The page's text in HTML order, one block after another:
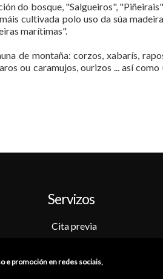
do bosque, "Salgueiros",
cultivada polo uso da súa
marítimas".
de montaña: corzos, xabarís,
ou caramujos, ourizos ... así
Servizos
Cita previa
Catálogo de trámites
e promoción en redes sociais,